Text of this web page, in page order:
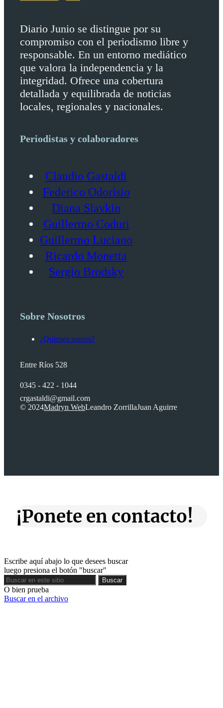
Diario Junio se distingue por su
compromiso con el periodismo libre y
responsable. En un entorno mediático
que valora la independencia y la
integridad. Ofrece una cobertura
detallada y equilibrada de noticias
locales, regionales y nacionales.
Periodistas y colaboradores
Claudio Gastaldi
Federico Odorisio
Diana Slavkin
Guillermo Coduri
Guillermo Luciano
Ricardo Monetta
Sergio Brodsky
Sobre Nosotros
¿Quienes somos?
Entre Ríos 528
0345 - 422 - 1044
crgastaldi@gmail.com
© 2024Madryn WebLeandro ZorrillaJuan Aguirre
¡Ponete en contacto!
Escribe aquí abajo lo que desees buscar
luego presiona el botón "buscar"
Buscar
Buscar
O bien prueba
Buscar en el archivo